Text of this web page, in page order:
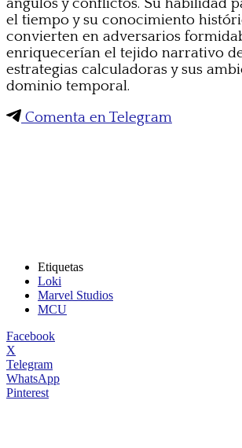
ángulos y conflictos. Su habilidad
el tiempo y su conocimiento
convierten en adversarios
enriquecerían el tejido narrativo
estrategias calculadoras y sus
dominio temporal.
Comenta en Telegram
Etiquetas
Loki
Marvel Studios
MCU
Facebook
X
Telegram
WhatsApp
Pinterest